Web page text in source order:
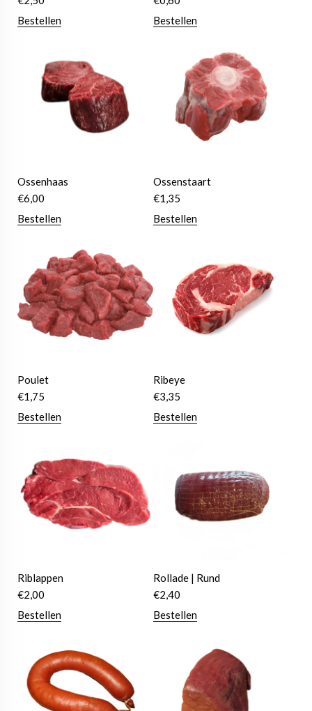
Bestellen
Bestellen
Ossenhaas
€6,00
Bestellen
Ossenstaart
€1,35
Bestellen
Poulet
€1,75
Bestellen
Ribeye
€3,35
Bestellen
Riblappen
€2,00
Bestellen
Rollade | Rund
€2,40
Bestellen